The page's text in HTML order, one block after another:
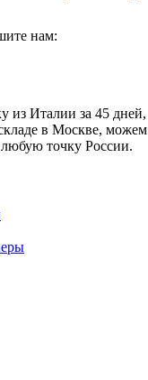
нам:
из Италии за 45 дней,
в Москве, можем
любую точку России.